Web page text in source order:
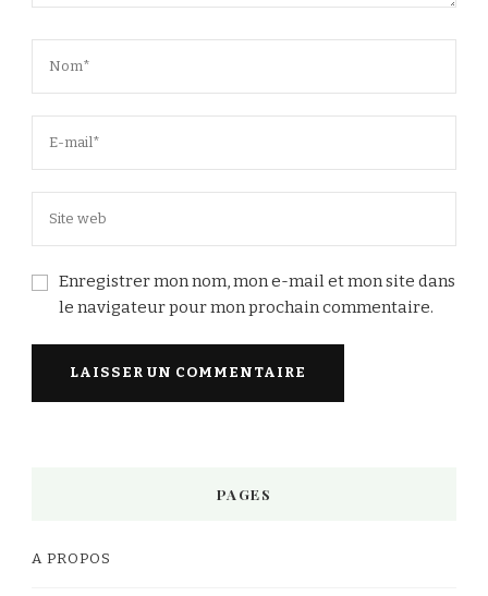
Enregistrer mon nom, mon e-mail et mon site dans
le navigateur pour mon prochain commentaire.
PAGES
A PROPOS